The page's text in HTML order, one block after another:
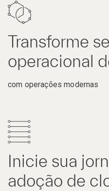
Transforme
operacional
com operações modernas
Inicie sua
adoção de